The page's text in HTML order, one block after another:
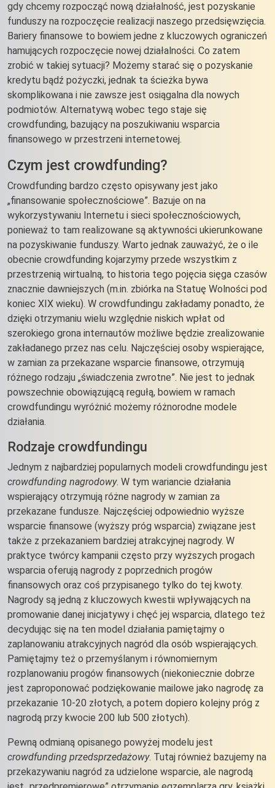
gdy chcemy rozpocząć nową działalność, jest pozyskanie
funduszy na rozpoczęcie realizacji naszego przedsięwzięcia.
Bariery finansowe to bowiem jedne z kluczowych ograniczeń
hamujących rozpoczęcie nowej działalności. Co zatem
zrobić w takiej sytuacji? Możemy starać się o pozyskanie
kredytu bądź pożyczki, jednak ta ścieżka bywa
skomplikowana i nie zawsze jest osiągalna dla nowych
podmiotów. Alternatywą wobec tego staje się
crowdfunding, bazujący na poszukiwaniu wsparcia
finansowego w przestrzeni internetowej.
Czym jest crowdfunding?
Crowdfunding bardzo często opisywany jest jako
„finansowanie społecznościowe”. Bazuje on na
wykorzystywaniu Internetu i sieci społecznościowych,
ponieważ to tam realizowane są aktywności ukierunkowane
na pozyskiwanie funduszy. Warto jednak zauważyć, że o ile
obecnie crowdfunding kojarzymy przede wszystkim z
przestrzenią wirtualną, to historia tego pojęcia sięga czasów
znacznie dawniejszych (m.in. zbiórka na Statuę Wolności pod
koniec XIX wieku). W crowdfundingu zakładamy ponadto, że
dzięki otrzymaniu wielu względnie niskich wpłat od
szerokiego grona internautów możliwe będzie zrealizowanie
zakładanego przez nas celu. Najczęściej osoby wspierające,
w zamian za przekazane wsparcie finansowe, otrzymują
różnego rodzaju „świadczenia zwrotne”. Nie jest to jednak
powszechnie obowiązującą regułą, bowiem w ramach
crowdfundingu wyróżnić możemy różnorodne modele
działania.
Rodzaje crowdfundingu
Jednym z najbardziej popularnych modeli crowdfundingu jest
crowdfunding nagrodowy. W tym wariancie działania
wspierający otrzymują różne nagrody w zamian za
przekazane fundusze. Najczęściej odpowiednio wyższe
wsparcie finansowe (wyższy próg wsparcia) związane jest
także z przekazaniem bardziej atrakcyjnej nagrody. W
praktyce twórcy kampanii często przy wyższych progach
wsparcia oferują nagrody z poprzednich progów
finansowych oraz coś przypisanego tylko do tej kwoty.
Nagrody są jedną z kluczowych kwestii wpływających na
promowanie danej inicjatywy i chęć jej wsparcia, dlatego też
decydując się na ten model działania pamiętajmy o
zaplanowaniu atrakcyjnych nagród dla osób wspierających.
Pamiętajmy też o przemyślanym i równomiernym
rozplanowaniu progów finansowych (niekoniecznie dobrze
jest zaproponować podziękowanie mailowe jako nagrodę za
przekazanie 10-20 złotych, a potem dopiero kolejny próg z
nagrodą przy kwocie 200 lub 500 złotych).
Pewną odmianą opisanego powyżej modelu jest
crowdfunding przedsprzedażowy. Tutaj również bazujemy na
przekazywaniu nagród za udzielone wsparcie, ale nagrodą